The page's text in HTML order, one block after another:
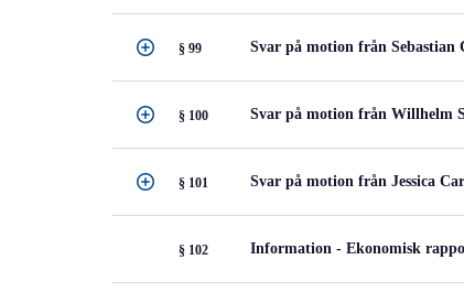
§ 99 Svar på motion från
§ 100 Svar på motion från Willhelm
§ 101 Svar på motion från Jessica
§ 102 Information - Ekonomisk